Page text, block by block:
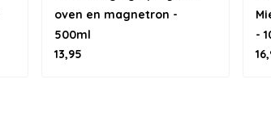
oven en magnetron -
500ml
13,95
-